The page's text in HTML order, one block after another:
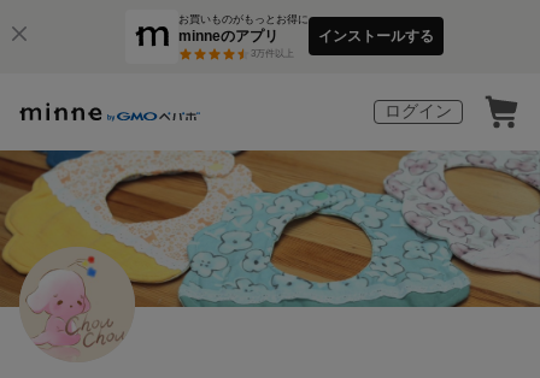
お買いものがもっとお得に
minneのアプリ
3万件以上
インストールする
ログイン